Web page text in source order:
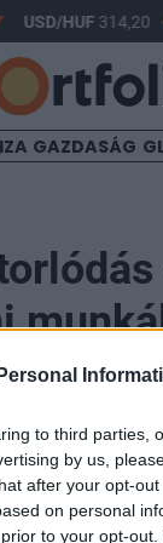
to third parties,
by us,
after your opt-
on personal
to your opt-
USD/HUF314,20
GAZDASÁG
a